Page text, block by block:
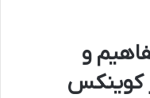
و
کوینکس